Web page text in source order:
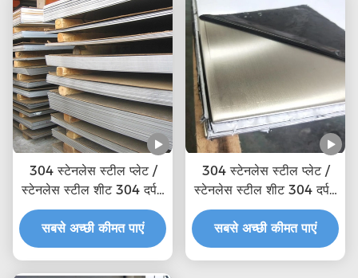
304 स्टेनलेस स्टील प्लेट /
स्टेनलेस स्टील शीट 304 दर्पण
सतह के साथ
सबसे अच्छी कीमत पाएं
304 स्टेनलेस स्टील प्लेट /
स्टेनलेस स्टील शीट 304 दर्पण
सतह के साथ
सबसे अच्छी कीमत पाएं